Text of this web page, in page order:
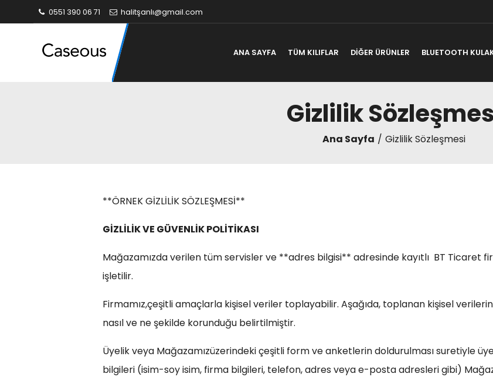
0551 390 06 71 halitşanlı@gmail.com
ANA SAYFA TÜM KILIFLAR DİĞER ÜRÜNLER BLUETOOTH
Gizlilik
Ana Sayfa Gizlilik Sözleşmesi
**ÖRNEK GİZLİLİK SÖZLEŞMESİ**
GİZLİLİK VE GÜVENLİK POLİTİKASI
Mağazamızda verilen tüm servisler ve **adres bilgisi** adresinde kayıtlı BT Ticaret
işletilir.
Firmamız,çeşitli amaçlarla kişisel veriler toplayabilir. Aşağıda, toplanan kişisel
nasıl ve ne şekilde korunduğu belirtilmiştir.
Üyelik veya Mağazamızüzerindeki çeşitli form ve anketlerin doldurulması suretiyle
bilgileri (isim-soy isim, firma bilgileri, telefon, adres veya e-posta adresleri gibi)